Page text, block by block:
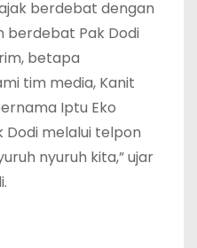
berdebat dengan
berdebat Pak Dodi
betapa
tim media, Kanit
Iptu Eko
melalui telpon
nyuruh kita,” ujar